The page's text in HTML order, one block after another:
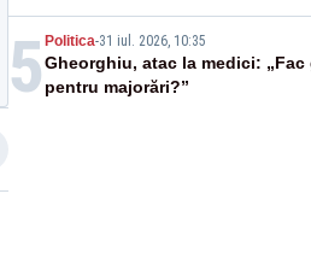
5 Politica-31 iul. 2026, 10:35
Gheorghiu, atac la medici: „Fac
pentru majorări?”